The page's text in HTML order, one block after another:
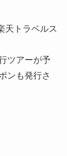
天トラベルス
ツアーが予
ンも発行さ